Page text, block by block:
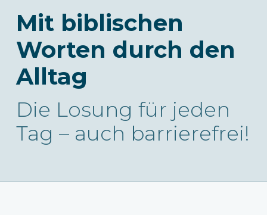
Mit biblischen
Worten durch den
Alltag
Die Losung für jeden
Tag – auch barrierefrei!